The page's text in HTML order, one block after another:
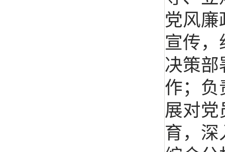
党风廉
宣传，
决策部
作；负
展对党
育，深